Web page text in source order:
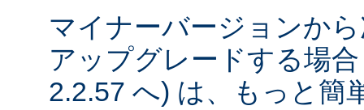
マイナーバージョンか
アップグレードする場
2.2.57 へ) は、もっと簡